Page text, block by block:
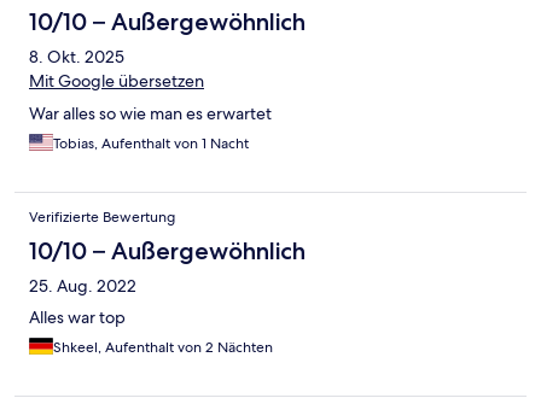
10/10 – Außergewöhnlich
8. Okt. 2025
Mit Google übersetzen
War alles so wie man es erwartet
Tobias, Aufenthalt von 1 Nacht
Verifizierte Bewertung
10/10 – Außergewöhnlich
25. Aug. 2022
Alles war top
Shkeel, Aufenthalt von 2 Nächten